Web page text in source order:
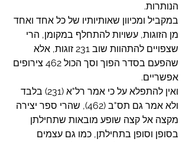
הנותרות.
במקביל ומכיוון שאותיותיו של כל אחד ואחד
מן הזוגות, עשויות להתחלף במקומן, הרי
שצפויים להתהוות שוב 231 זוגות, אלא
שהפעם בסדר הפוך וסך הכול 462 צירופים
אפשריים.
ואין להתפלא על כי אמר רל"א (231) בלבד
ולא אמר גם תס"ב (462), שהרי ספר יצירה
מקצה אל קצה שופע מובאות שתחילתן
בסופן וסופן בתחילתן, כמו גם עצמים